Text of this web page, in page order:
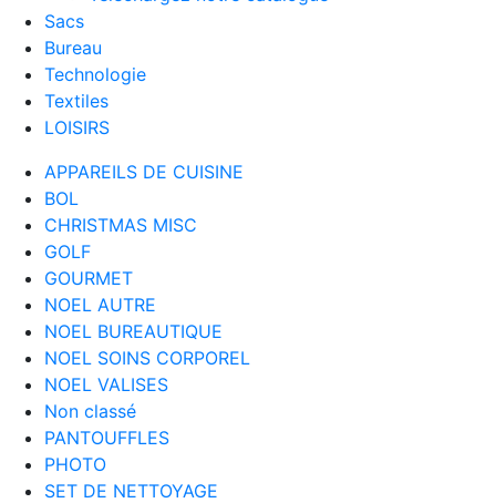
Sacs
Bureau
Technologie
Textiles
LOISIRS
APPAREILS DE CUISINE
BOL
CHRISTMAS MISC
GOLF
GOURMET
NOEL AUTRE
NOEL BUREAUTIQUE
NOEL SOINS CORPOREL
NOEL VALISES
Non classé
PANTOUFFLES
PHOTO
SET DE NETTOYAGE